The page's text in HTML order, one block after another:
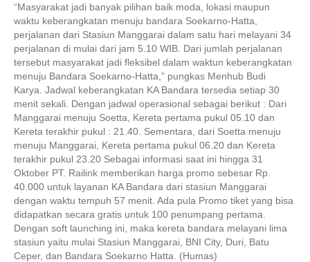
“Masyarakat jadi banyak pilihan baik moda, lokasi maupun
waktu keberangkatan menuju bandara Soekarno-Hatta,
perjalanan dari Stasiun Manggarai dalam satu hari melayani 34
perjalanan di mulai dari jam 5.10 WIB. Dari jumlah perjalanan
tersebut masyarakat jadi fleksibel dalam waktun keberangkatan
menuju Bandara Soekarno-Hatta,” pungkas Menhub Budi
Karya. Jadwal keberangkatan KA Bandara tersedia setiap 30
menit sekali. Dengan jadwal operasional sebagai berikut : Dari
Manggarai menuju Soetta, Kereta pertama pukul 05.10 dan
Kereta terakhir pukul : 21.40. Sementara, dari Soetta menuju
menuju Manggarai, Kereta pertama pukul 06.20 dan Kereta
terakhir pukul 23.20 Sebagai informasi saat ini hingga 31
Oktober PT. Railink memberikan harga promo sebesar Rp.
40.000 untuk layanan KA Bandara dari stasiun Manggarai
dengan waktu tempuh 57 menit. Ada pula Promo tiket yang bisa
didapatkan secara gratis untuk 100 penumpang pertama.
Dengan soft launching ini, maka kereta bandara melayani lima
stasiun yaitu mulai Stasiun Manggarai, BNI City, Duri, Batu
Ceper, dan Bandara Soekarno Hatta. (Humas)